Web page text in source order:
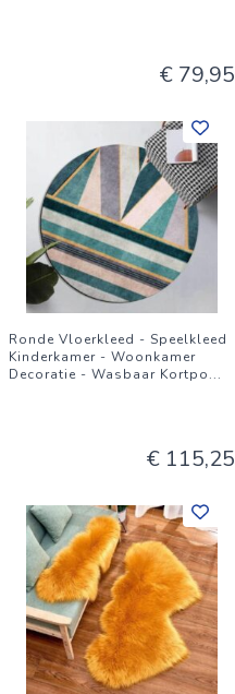
€ 79,95
Ronde Vloerkleed - Speelkleed
Kinderkamer - Woonkamer
Decoratie - Wasbaar Kortpo...
€ 115,25